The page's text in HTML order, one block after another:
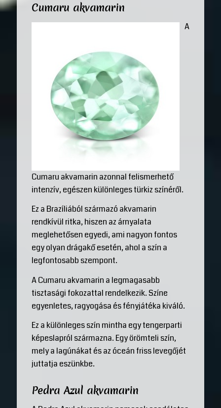
Cumaru akvamarin
A
Cumaru akvamarin azonnal felismerhető
intenzív, egészen különleges türkiz színéről.
Ez a Brazíliából származó akvamarin
rendkívül ritka, hiszen az árnyalata
meglehetősen egyedi, ami nagyon fontos
egy olyan drágakő esetén, ahol a szín a
legfontosabb szempont.
A Cumaru akvamarin a legmagasabb
tisztasági fokozattal rendelkezik. Színe
egyenletes, ragyogása és fényjátéka kiváló.
Ez a különleges szín mintha egy tengerparti
képeslapról származna. Egy örömteli szín,
mely a lagúnákat és az óceán friss levegőjét
juttatja eszünkbe.
Pedra Azul akvamarin